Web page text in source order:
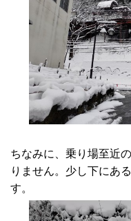
ちなみに、乗り場至近
りません。少し下にあ
す。